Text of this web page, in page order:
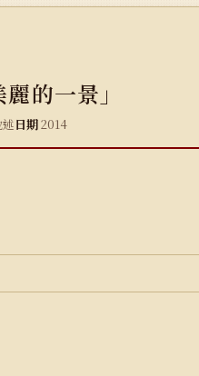
的一景」
日期2014